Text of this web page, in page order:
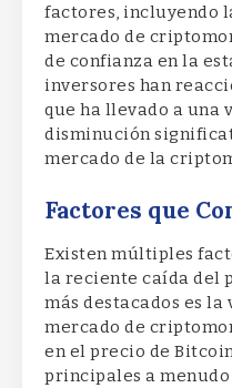
factores, incluyendo
mercado de
de confianza en la
inversores han
que ha llevado a una
disminución
mercado de la
Factores que
Existen múltiples
la reciente caída del
más destacados es
mercado de
en el precio de
principales a